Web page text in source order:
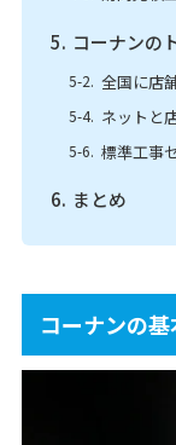
コーナンの
全国に店
ネットと
標準工事
まとめ
コーナンの